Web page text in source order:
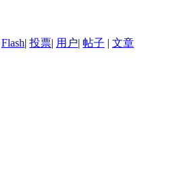
Flash| 投票| 用户| 帖子 | 文章